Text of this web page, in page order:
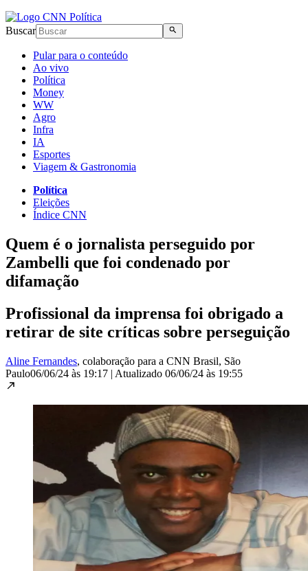
Buscar
Pular para o conteúdo
Ao vivo
Política
Money
WW
Agro
Infra
IA
Esportes
Viagem & Gastronomia
Política
Eleições
Índice CNN
Quem é o jornalista perseguido por
Zambelli que foi condenado por
difamação
Profissional da imprensa foi obrigado a
retirar de site críticas sobre perseguição
Aline Fernandes, colaboração para a CNN Brasil, São
Paulo06/06/24 às 19:17 | Atualizado 06/06/24 às 19:55